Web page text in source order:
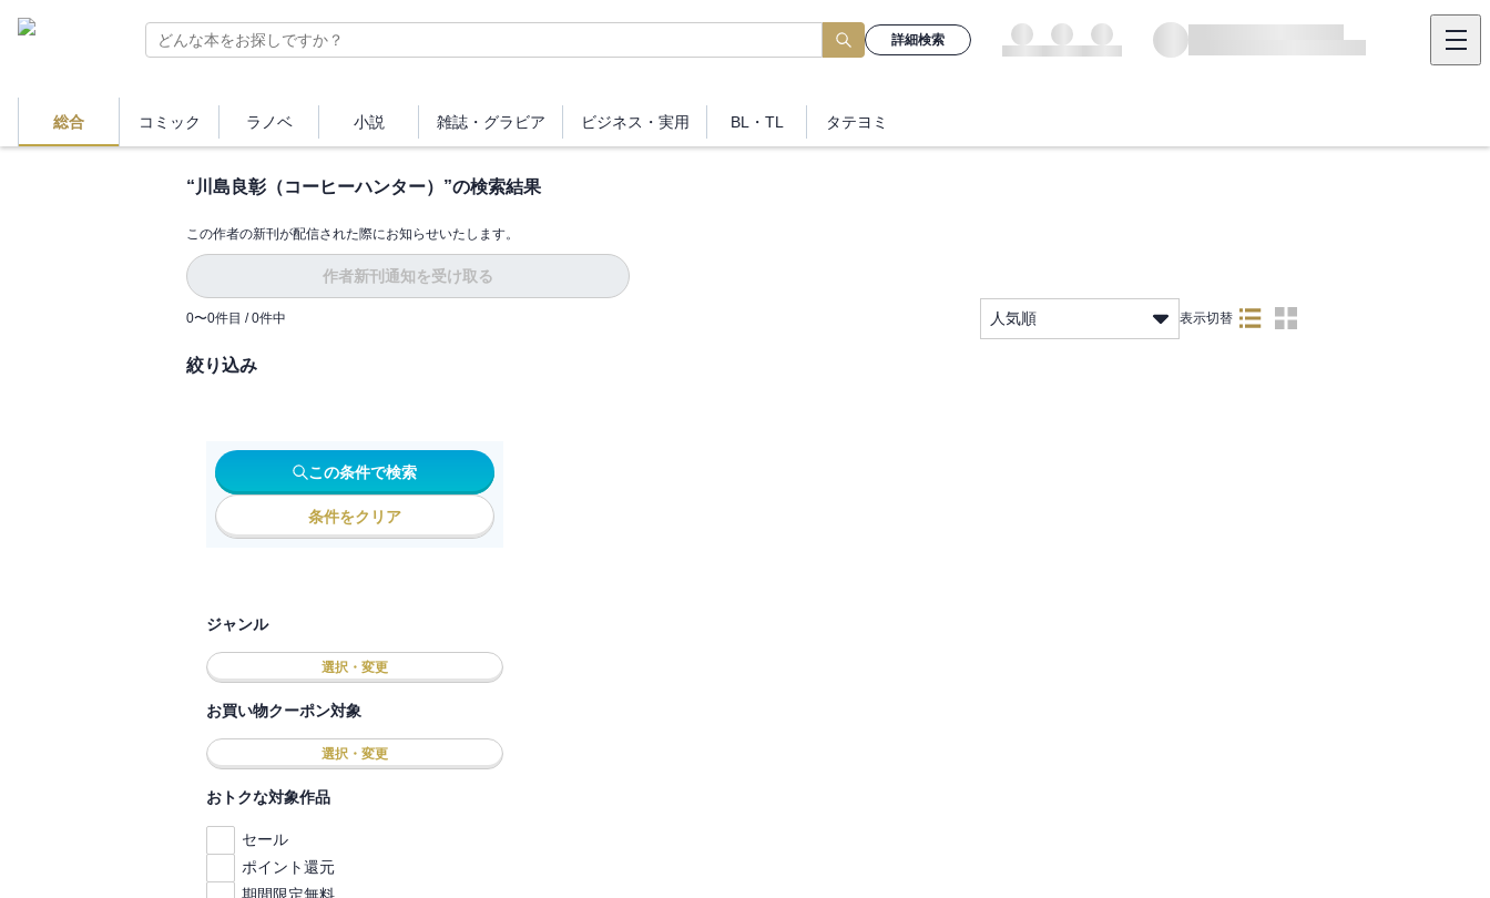
詳細検索
総合 コミック ラノベ 小説 雑誌・ グラビア ビジネス ・実用 BL・TL タテヨミ
“ 川島良彰（コーヒーハンター） ”の検索結果
この作者の新刊が配信された際にお知らせいたします。
作者新刊通知を受け取る
0〜0件目 / 0件中 人気順 表示切替
絞り込み
この条件で検索
条件をクリア
ジャンル
選択・変更
お買い物クーポン対象
選択・変更
おトクな対象作品
セール
ポイント還元